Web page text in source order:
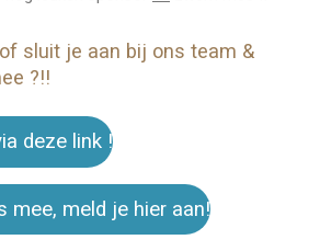
sluit je aan bij ons team &
?!!
deze link !
mee, meld je hier aan!